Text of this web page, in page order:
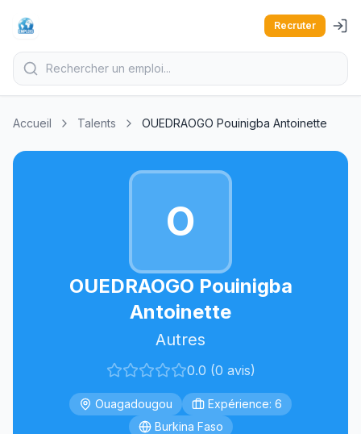
Recruter
Accueil Talents OUEDRAOGO Pouinigba Antoinette
O
OUEDRAOGO Pouinigba
Antoinette
Autres
0.0 (0 avis)
Ouagadougou
Expérience: 6
Burkina Faso